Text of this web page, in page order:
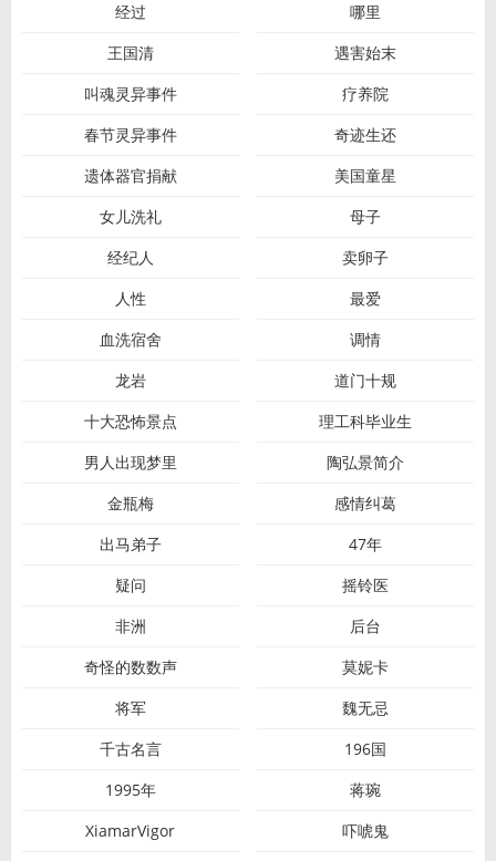
经过
哪里
王国清
遇害始末
叫魂灵异事件
疗养院
春节灵异事件
奇迹生还
遗体器官捐献
美国童星
女儿洗礼
母子
经纪人
卖卵子
人性
最爱
血洗宿舍
调情
龙岩
道门十规
十大恐怖景点
理工科毕业生
男人出现梦里
陶弘景简介
金瓶梅
感情纠葛
出马弟子
47年
疑问
摇铃医
非洲
后台
奇怪的数数声
莫妮卡
将军
魏无忌
千古名言
196国
1995年
蒋琬
XiamarVigor
吓唬鬼